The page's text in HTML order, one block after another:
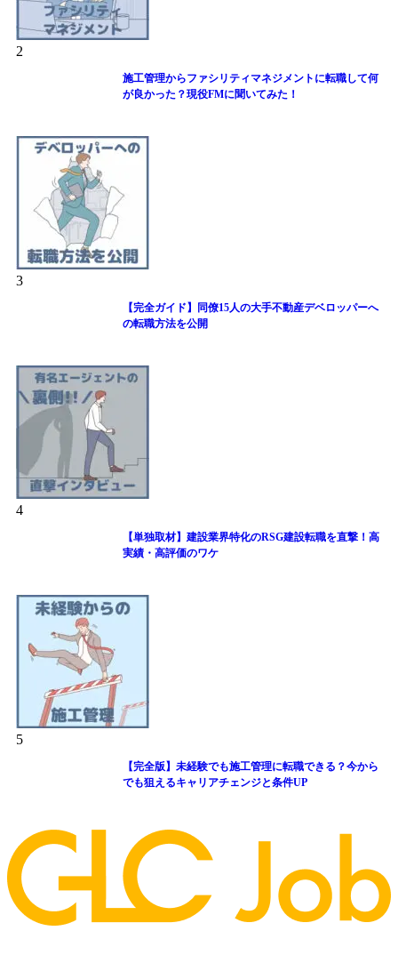
2
施工管理からファシリティマネジメントに転職して何
が良かった？現役FMに聞いてみた！
3
【完全ガイド】同僚15人の大手不動産デベロッパーへ
の転職方法を公開
4
【単独取材】建設業界特化のRSG建設転職を直撃！高
実績・高評価のワケ
5
【完全版】未経験でも施工管理に転職できる？今から
でも狙えるキャリアチェンジと条件UP